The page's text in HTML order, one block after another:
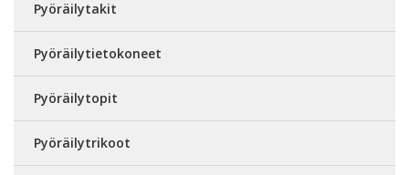
Pyöräilytakit
Pyöräilytietokoneet
Pyöräilytopit
Pyöräilytrikoot